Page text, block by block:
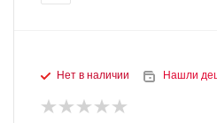
Нет в наличии Нашли